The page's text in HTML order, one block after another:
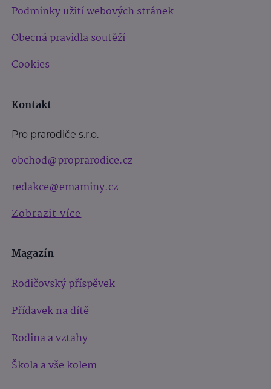
Podmínky užití webových stránek
Obecná pravidla soutěží
Cookies
Kontakt
Pro prarodiče s.r.o.
obchod@proprarodice.cz
redakce@emaminy.cz
Zobrazit více
Magazín
Rodičovský příspěvek
Přídavek na dítě
Rodina a vztahy
Škola a vše kolem